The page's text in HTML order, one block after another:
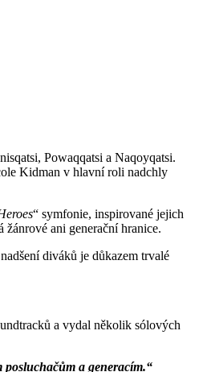
Powaqqatsi a Naqoyqatsi.
Kidman v hlavní roli nadchly
“ symfonie, inspirované jejich
ani generační hranice.
diváků je důkazem trvalé
a vydal několik sólových
posluchačům a generacím.“